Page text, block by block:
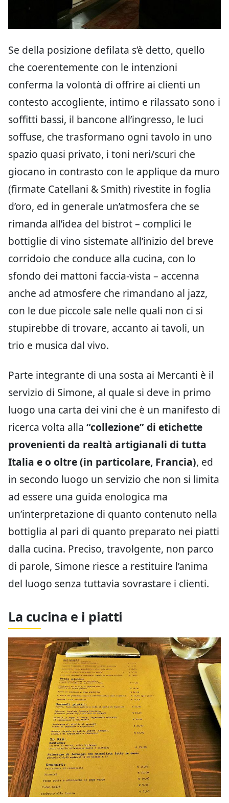
Se della posizione defilata s’è detto, quello
che coerentemente con le intenzioni
conferma la volontà di offrire ai clienti un
contesto accogliente, intimo e rilassato sono i
soffitti bassi, il bancone all’ingresso, le luci
soffuse, che trasformano ogni tavolo in uno
spazio quasi privato, i toni neri/scuri che
giocano in contrasto con le applique da muro
(firmate Catellani & Smith) rivestite in foglia
d’oro, ed in generale un’atmosfera che se
rimanda all’idea del bistrot – complici le
bottiglie di vino sistemate all’inizio del breve
corridoio che conduce alla cucina, con lo
sfondo dei mattoni faccia-vista – accenna
anche ad atmosfere che rimandano al jazz,
con le due piccole sale nelle quali non ci si
stupirebbe di trovare, accanto ai tavoli, un
trio e musica dal vivo.
Parte integrante di una sosta ai Mercanti è il
servizio di Simone, al quale si deve in primo
luogo una carta dei vini che è un manifesto di
ricerca volta alla “collezione” di etichette
provenienti da realtà artigianali di tutta
Italia e o oltre (in particolare, Francia), ed
in secondo luogo un servizio che non si limita
ad essere una guida enologica ma
un’interpretazione di quanto contenuto nella
bottiglia al pari di quanto preparato nei piatti
dalla cucina. Preciso, travolgente, non parco
di parole, Simone riesce a restituire l’anima
del luogo senza tuttavia sovrastare i clienti.
La cucina e i piatti